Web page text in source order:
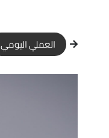
العملي اليومي